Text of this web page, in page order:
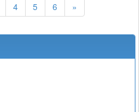
4 5 6 »